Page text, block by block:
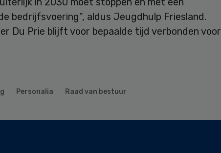
bedrijfsvoering”, aldus Jeugdhulp Friesland.
Du Prie blijft voor bepaalde tijd verbonden voor
Personalia Raad van bestuur